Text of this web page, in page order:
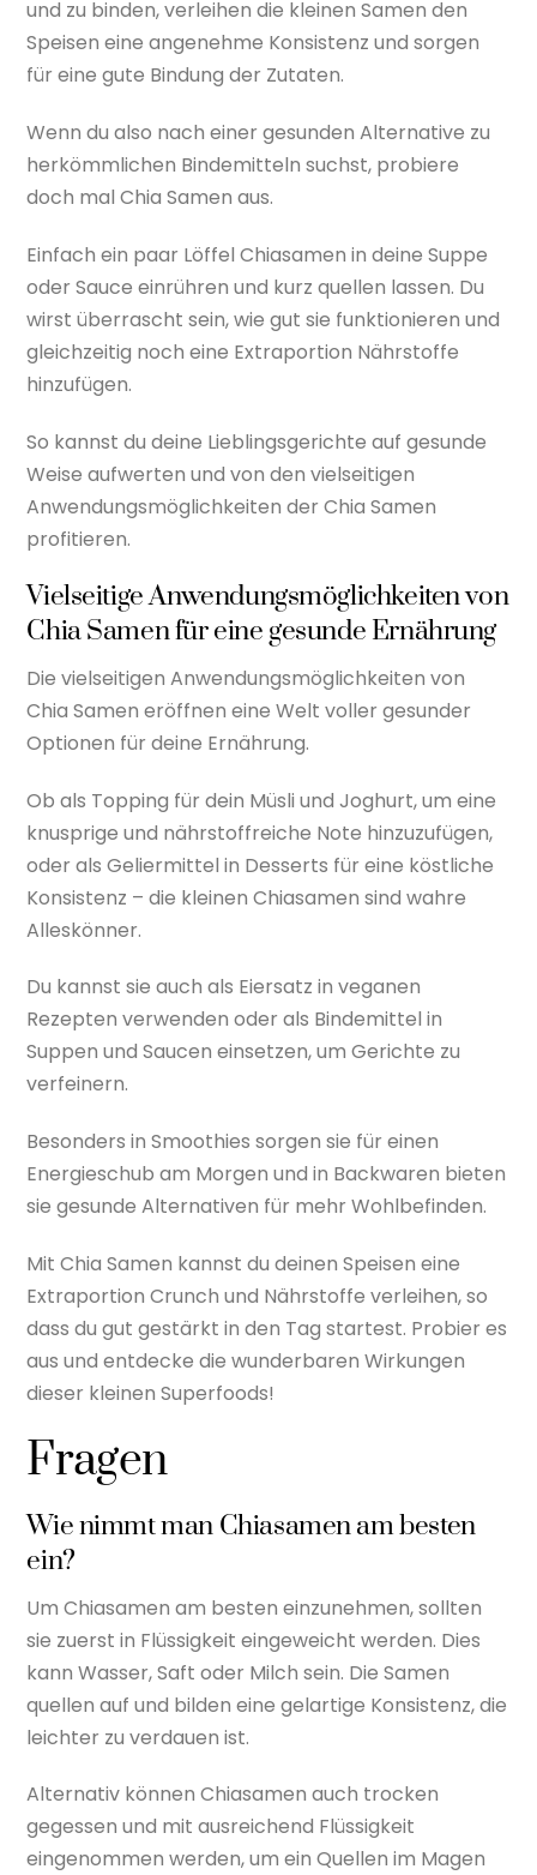
und zu binden, verleihen die kleinen Samen den
Speisen eine angenehme Konsistenz und sorgen
für eine gute Bindung der Zutaten.
Wenn du also nach einer gesunden Alternative zu
herkömmlichen Bindemitteln suchst, probiere
doch mal Chia Samen aus.
Einfach ein paar Löffel Chiasamen in deine Suppe
oder Sauce einrühren und kurz quellen lassen. Du
wirst überrascht sein, wie gut sie funktionieren und
gleichzeitig noch eine Extraportion Nährstoffe
hinzufügen.
So kannst du deine Lieblingsgerichte auf gesunde
Weise aufwerten und von den vielseitigen
Anwendungsmöglichkeiten der Chia Samen
profitieren.
Vielseitige Anwendungsmöglichkeiten von
Chia Samen für eine gesunde Ernährung
Die vielseitigen Anwendungsmöglichkeiten von
Chia Samen eröffnen eine Welt voller gesunder
Optionen für deine Ernährung.
Ob als Topping für dein Müsli und Joghurt, um eine
knusprige und nährstoffreiche Note hinzuzufügen,
oder als Geliermittel in Desserts für eine köstliche
Konsistenz – die kleinen Chiasamen sind wahre
Alleskönner.
Du kannst sie auch als Eiersatz in veganen
Rezepten verwenden oder als Bindemittel in
Suppen und Saucen einsetzen, um Gerichte zu
verfeinern.
Besonders in Smoothies sorgen sie für einen
Energieschub am Morgen und in Backwaren bieten
sie gesunde Alternativen für mehr Wohlbefinden.
Mit Chia Samen kannst du deinen Speisen eine
Extraportion Crunch und Nährstoffe verleihen, so
dass du gut gestärkt in den Tag startest. Probier es
aus und entdecke die wunderbaren Wirkungen
dieser kleinen Superfoods!
Fragen
Wie nimmt man Chiasamen am besten
ein?
Um Chiasamen am besten einzunehmen, sollten
sie zuerst in Flüssigkeit eingeweicht werden. Dies
kann Wasser, Saft oder Milch sein. Die Samen
quellen auf und bilden eine gelartige Konsistenz, die
leichter zu verdauen ist.
Alternativ können Chiasamen auch trocken
gegessen und mit ausreichend Flüssigkeit
eingenommen werden, um ein Quellen im Magen